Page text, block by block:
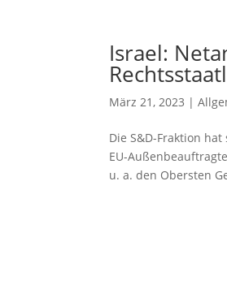
Israel:
März 21, 2023 |
Die S&D-Fraktion
EU-
u. a. den Obersten